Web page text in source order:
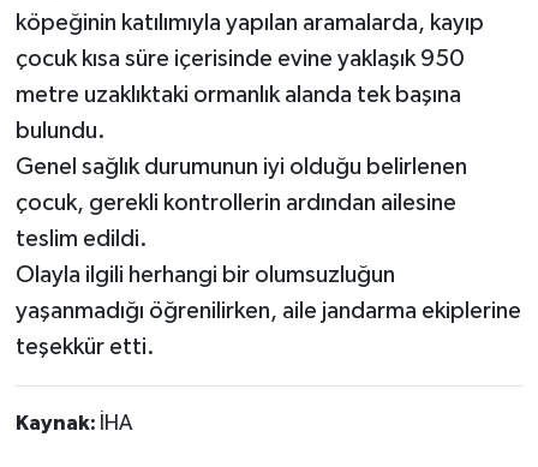
köpeğinin katılımıyla yapılan aramalarda, kayıp
çocuk kısa süre içerisinde evine yaklaşık 950
metre uzaklıktaki ormanlık alanda tek başına
bulundu.
Genel sağlık durumunun iyi olduğu belirlenen
çocuk, gerekli kontrollerin ardından ailesine
teslim edildi.
Olayla ilgili herhangi bir olumsuzluğun
yaşanmadığı öğrenilirken, aile jandarma ekiplerine
teşekkür etti.
Kaynak: İHA